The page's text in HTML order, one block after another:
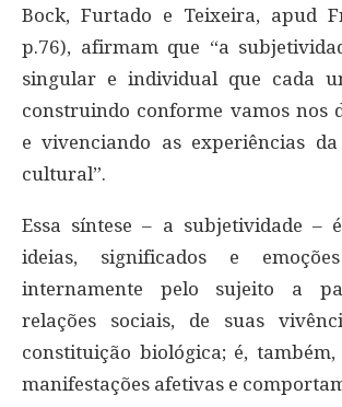
Bock, Furtado e Teixeira, apud
p.76), afirmam que “a
singular e individual que cada
construindo conforme vamos nos
e vivenciando as experiências
cultural”.
Essa síntese – a subjetividade –
ideias, significados e
internamente pelo sujeito a
relações sociais, de suas
constituição biológica; é,
manifestações afetivas e